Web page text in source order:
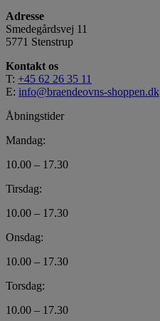
Adresse
Smedegårdsvej 11
5771 Stenstrup
Kontakt os
T: +45 62 26 35 11
E: info@braendeovns-shoppen.dk
Åbningstider
Mandag:
10.00 – 17.30
Tirsdag:
10.00 – 17.30
Onsdag:
10.00 – 17.30
Torsdag:
10.00 – 17.30